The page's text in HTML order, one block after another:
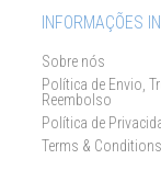
INFORMAÇÕES
Sobre nós
Política de Envio,
Reembolso
Política de
Terms & Conditions